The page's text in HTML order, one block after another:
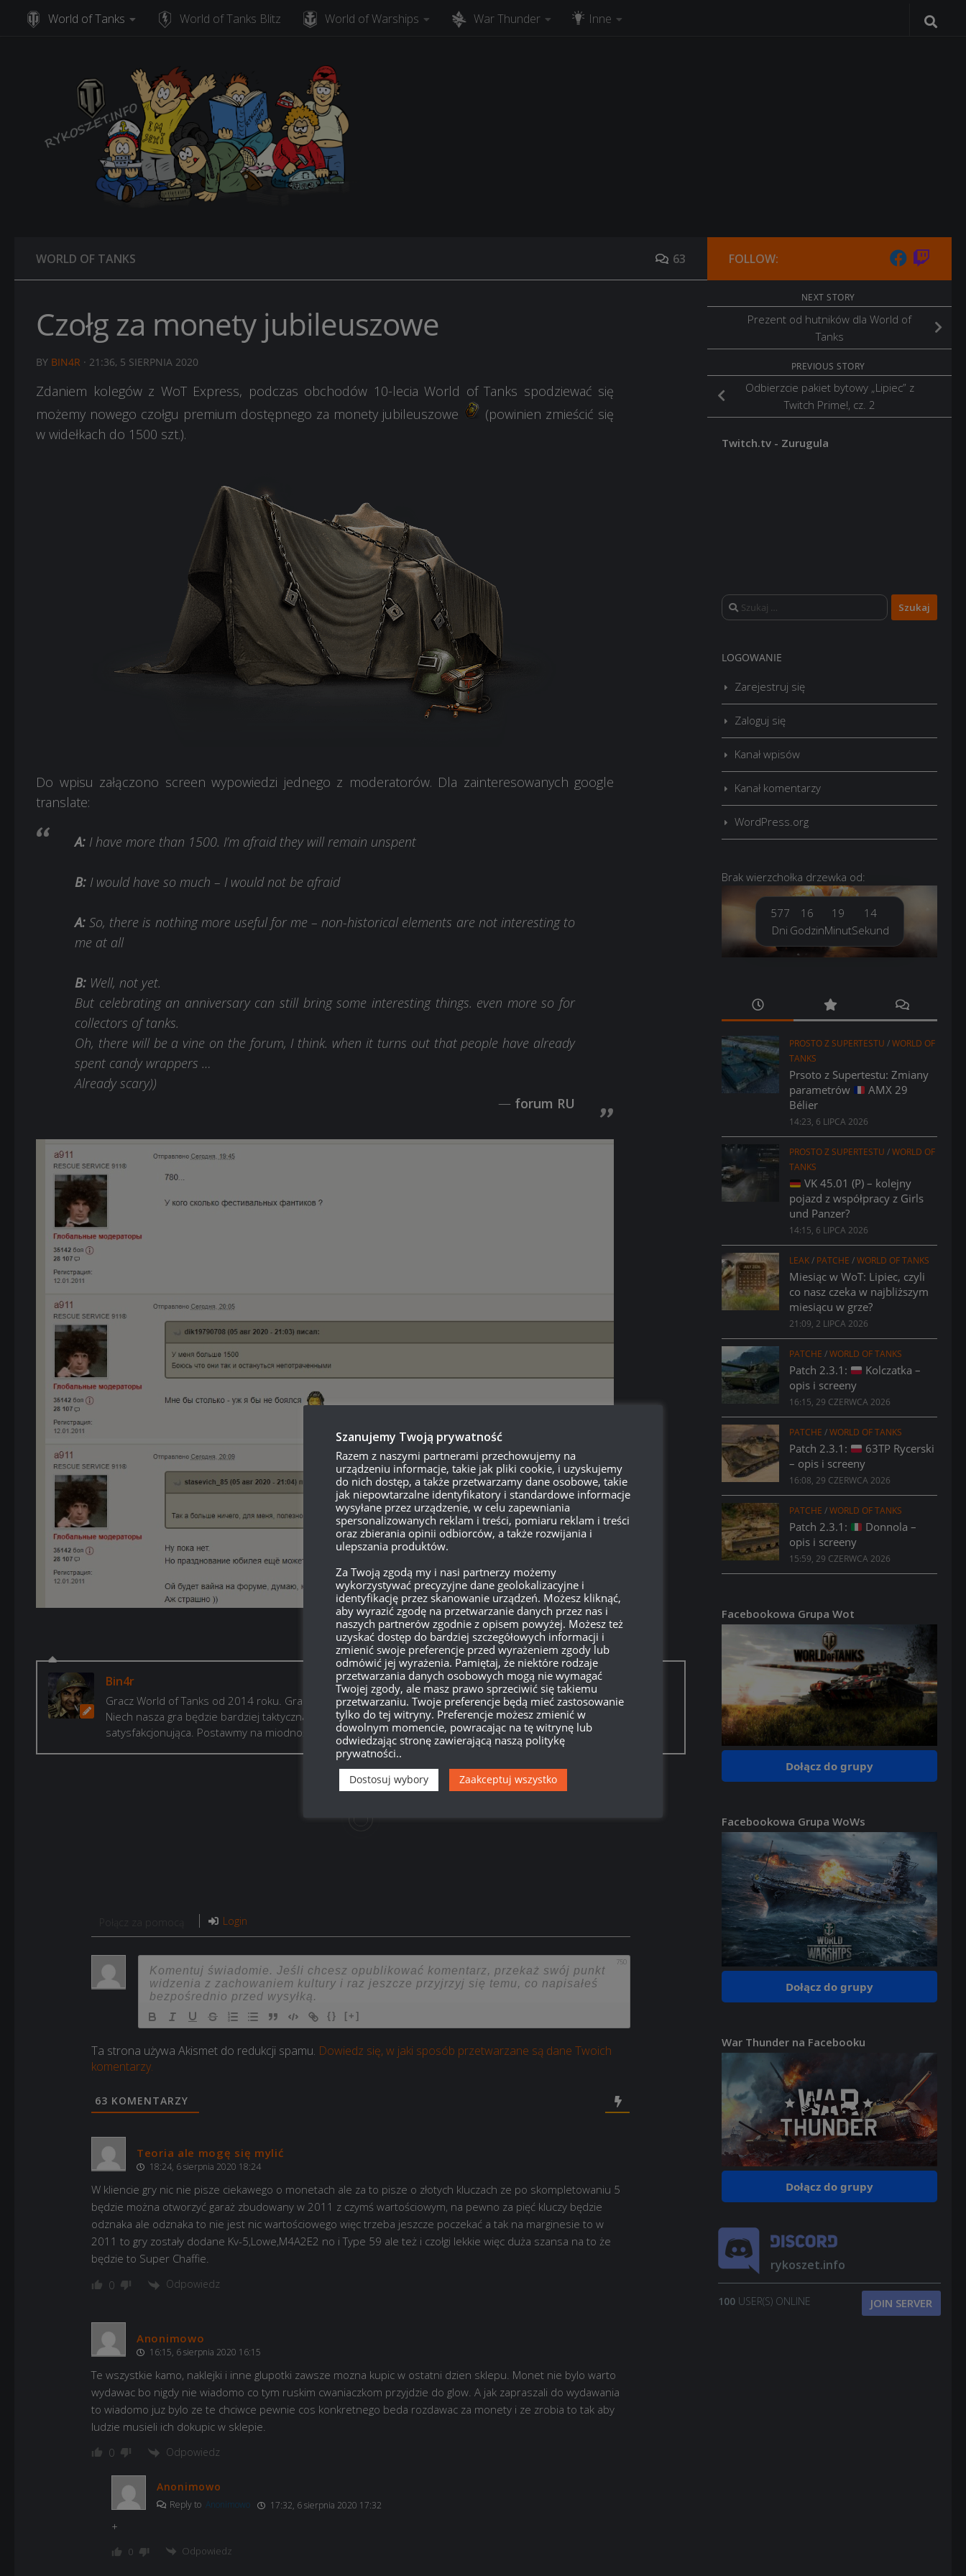
Skip to content
World of Tanks World of Tanks Blitz World of Warships War Thunder Inne
WORLD OF TANKS 63
Czołg za monety jubileuszowe
BY BIN4R · 21:36, 5 SIERPNIA 2020
Zdaniem kolegów z WoT Express, podczas obchodów 10-lecia World of Tanks spodziewać się
możemy nowego czołgu premium dostępnego za monety jubileuszowe
(powinien zmieścić się
w widełkach do 1500 szt.).
Do wpisu załączono screen wypowiedzi jednego z moderatorów. Dla zainteresowanych google
translate:
A: I have more than 1500. I’m afraid they will remain unspent
B: I would have so much – I would not be afraid
A: So, there is nothing more useful for me – non-historical elements are not interesting to
me at all
B: Well, not yet.
But celebrating an anniversary can still bring some interesting things. even more so for
collectors of tanks.
Oh, there will be a vine on the forum, I think. when it turns out that people have already
spent candy wrappers …
Already scary))
forum RU
Bin4r
Gracz World of Tanks od 2014 roku. Gram, bo jestem pasjonatem i wiem, że większość graczy w WoT to pasjonaci.
Niech nasza gra będzie bardziej taktyczna i przemyślana. Trudniejsza, ale mniej irytująca – a przez to bardziej
satysfakcjonująca. Postawmy na miodność!
Login
750
{} [+]
Ta strona używa Akismet do redukcji spamu. Dowiedz się, w jaki sposób przetwarzane są dane Twoich
komentarzy.
63 KOMENTARZY
Teoria ale mogę się mylić
18:24, 6 sierpnia 2020 18:24
W kliencie gry nic nie pisze ciekawego o monetach ale za to pisze o złotych kluczach ze po skompletowaniu 5
będzie można otworzyć garaż zbudowany w 2011 z czymś wartościowym, na pewno za pięć kluczy będzie
odznaka ale odznaka to nie jest nic wartościowego więc trzeba jeszcze poczekać a tak na marginesie to w
2011 to gry zostały dodane Kv-5,Lowe,M4A2E2 no i Type 59 ale też i czołgi lekkie więc duża szansa na to że
będzie to Super Chaffie.
0 Odpowiedz
Anonimowo
16:15, 6 sierpnia 2020 16:15
Te wszystkie kamo, naklejki i inne glupotki zawsze mozna kupic w ostatni dzien sklepu. Monet nie bylo warto
wydawac bo nigdy nie wiadomo co tym ruskim cwaniaczkom przyjdzie do glow. A jak zapraszali do wydawania
to wiadomo juz bylo ze te chciwce pewnie cos konkretnego beda rozdawac za monety i ze zrobia to tak aby
ludzie musieli ich dokupic w sklepie.
0 Odpowiedz
Anonimowo
Reply to Anonimowo 17:32, 6 sierpnia 2020 17:32
+
0 Odpowiedz
FOLLOW:
NEXT STORY
Prezent od hutników dla World of
Tanks
PREVIOUS STORY
Odbierzcie pakiet bytowy „Lipiec” z
Twitch Prime!, cz. 2
Twitch.tv - Zurugula
Szukaj:
LOGOWANIE
Zarejestruj się
Zaloguj się
Kanał wpisów
Kanał komentarzy
WordPress.org
Brak wierzchołka drzewka od:
577
Dni
16
Godzin
19
Minut
15
Sekund
PROSTO Z SUPERTESTU /WORLD OF
TANKS
Prsoto z Supertestu: Zmiany
parametrów
AMX 29
Bélier
14:23, 6 LIPCA 2026
PROSTO Z SUPERTESTU /WORLD OF
TANKS
VK 45.01 (P) – kolejny
pojazd z współpracy z Girls
und Panzer?
14:15, 6 LIPCA 2026
LEAK/ PATCHE /WORLD OF TANKS
Miesiąc w WoT: Lipiec, czyli
co nasz czeka w najbliższym
miesiącu w grze?
21:09, 2 LIPCA 2026
PATCHE /WORLD OF TANKS
Patch 2.3.1:
Kolczatka –
opis i screeny
16:15, 29 CZERWCA 2026
PATCHE /WORLD OF TANKS
Patch 2.3.1:
63TP Rycerski
– opis i screeny
16:08, 29 CZERWCA 2026
PATCHE /WORLD OF TANKS
Patch 2.3.1:
Donnola –
opis i screeny
15:59, 29 CZERWCA 2026
Facebookowa Grupa Wot
Dołącz do grupy
Facebookowa Grupa WoWs
Dołącz do grupy
War Thunder na Facebooku
Dołącz do grupy
rykoszet.info
100 USER(S) ONLINE JOIN SERVER
Szanujemy Twoją prywatność
Razem z naszymi partnerami przechowujemy na
urządzeniu informacje, takie jak pliki cookie, i uzyskujemy
do nich dostęp, a także przetwarzamy dane osobowe, takie
jak niepowtarzalne identyfikatory i standardowe informacje
wysyłane przez urządzenie, w celu zapewniania
spersonalizowanych reklam i treści, pomiaru reklam i treści
oraz zbierania opinii odbiorców, a także rozwijania i
ulepszania produktów.
Za Twoją zgodą my i nasi partnerzy możemy
wykorzystywać precyzyjne dane geolokalizacyjne i
identyfikację przez skanowanie urządzeń. Możesz kliknąć,
aby wyrazić zgodę na przetwarzanie danych przez nas i
naszych partnerów zgodnie z opisem powyżej. Możesz też
uzyskać dostęp do bardziej szczegółowych informacji i
zmienić swoje preferencje przed wyrażeniem zgody lub
odmówić jej wyrażenia. Pamiętaj, że niektóre rodzaje
przetwarzania danych osobowych mogą nie wymagać
Twojej zgody, ale masz prawo sprzeciwić się takiemu
przetwarzaniu. Twoje preferencje będą mieć zastosowanie
tylko do tej witryny. Preferencje możesz zmienić w
dowolnym momencie, powracając na tę witrynę lub
odwiedzając stronę zawierającą naszą politykę
prywatności..
Dostosuj wybory Zaakceptuj wszystko